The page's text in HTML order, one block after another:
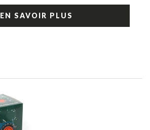
EN SAVOIR PLUS